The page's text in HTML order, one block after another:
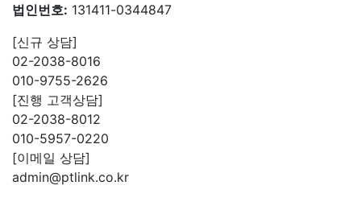
법인번호: 131411-0344847
[신규 상담]
02-2038-8016
010-9755-2626
[진행 고객상담]
02-2038-8012
010-5957-0220
[이메일 상담]
admin@ptlink.co.kr